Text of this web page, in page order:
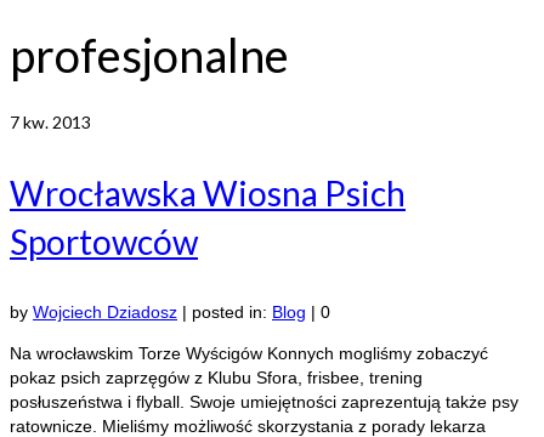
profesjonalne
7kw. 2013
Wrocławska Wiosna Psich
Sportowców
by Wojciech Dziadosz | posted in: Blog | 0
Na wrocławskim Torze Wyścigów Konnych mogliśmy zobaczyć
pokaz psich zaprzęgów z Klubu Sfora, frisbee, trening
posłuszeństwa i flyball. Swoje umiejętności zaprezentują także psy
ratownicze. Mieliśmy możliwość skorzystania z porady lekarza